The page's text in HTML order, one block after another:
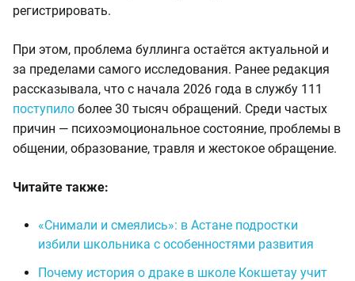
регистрировать.
При этом, проблема буллинга остаётся актуальной и
за пределами самого исследования. Ранее редакция
рассказывала, что с начала 2026 года в службу 111
поступило более 30 тысяч обращений. Среди частых
причин — психоэмоциональное состояние, проблемы в
общении, образование, травля и жестокое обращение.
Читайте также:
«Снимали и смеялись»: в Астане подростки
избили школьника с особенностями развития
Почему история о драке в школе Кокшетау учит